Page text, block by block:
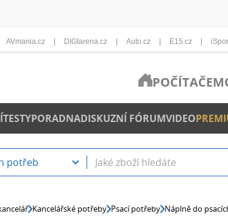
AVmania.cz DIGIarena.cz Auto.cz E15.cz
POČÍTAČE
TESTYPORADNADISKUZNÍ FÓRUMVIDEO
potřeb
Kancelářské potřeby Psací potřeby Náplně do